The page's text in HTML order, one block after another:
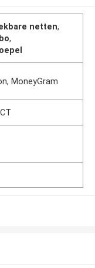
netten,
,
MoneyGram